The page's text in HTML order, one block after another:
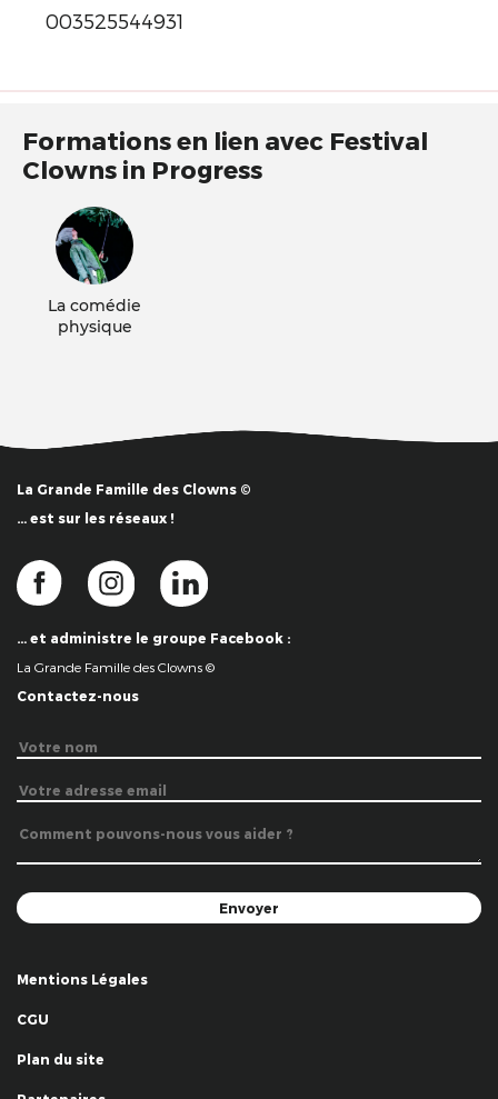
003525544931
Formations en lien avec Festival
Clowns in Progress
La comédie
physique
La Grande Famille des Clowns ©
… est sur les réseaux !
… et administre le groupe Facebook :
La Grande Famille des Clowns ©
Contactez-nous
Mentions Légales
CGU
Plan du site